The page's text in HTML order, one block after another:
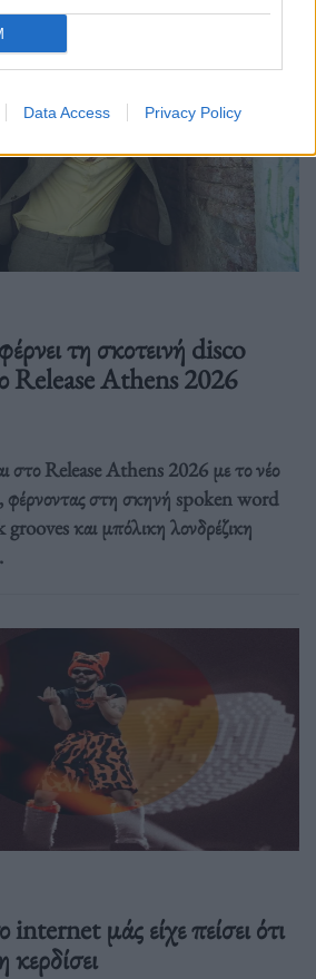
Data Access Privacy Policy
τη σκοτεινή disco
Release Athens 2026
στο Release Athens 2026 με το νέο
στη σκηνή spoken word
και μπόλικη λονδρέζικη
internet μάς είχε πείσει ότι